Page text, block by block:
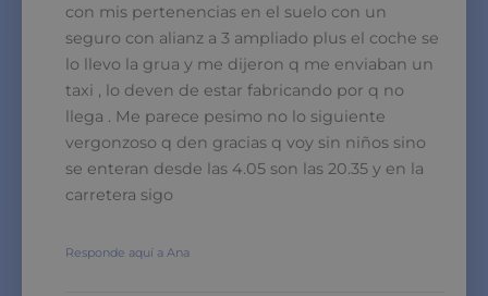
con mis pertenencias en el suelo con un
seguro con alianz a 3 ampliado plus el coche se
lo llevo la grua y me dijeron q me enviaban un
taxi , lo deven de estar fabricando por q no
llega . Me parece pesimo no lo siguiente
vergonzoso q den gracias q voy sin niños sino
se enteran desde las 4.05 son las 20.35 y en la
carretera sigo
Responde aquí a Ana